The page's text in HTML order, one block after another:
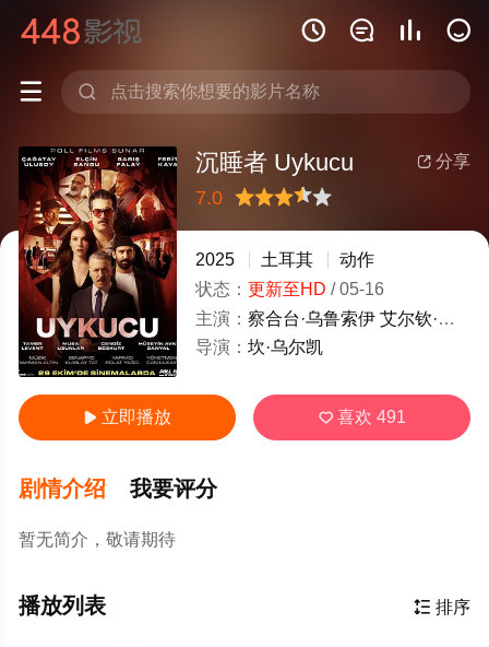
   
 
 分享
沉睡者 Uykucu
7.0
很差较差
还行推荐力荐
2025 土耳其
动作
状态： 更新至HD /05-16
主演： 察合台·乌鲁索伊 艾尔钦·桑古
导演： 坎·乌尔凯
 立即播放 喜欢 491
剧情介绍 我要评分
暂无简介，敬请期待
 排序
播放列表